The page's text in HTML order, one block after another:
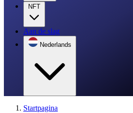
NFT
Aan de slag
Nederlands
Startpagina